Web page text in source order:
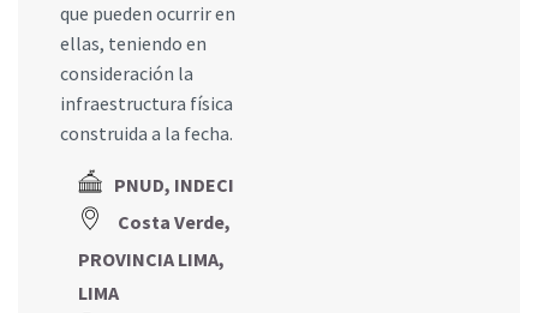
que pueden ocurrir en
ellas, teniendo en
consideración la
infraestructura física
construida a la fecha.
PNUD, INDECI
Costa Verde,
PROVINCIA LIMA,
LIMA